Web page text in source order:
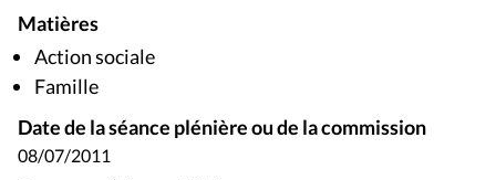
Matières
Action sociale
Famille
Date de la séance plénière ou de la commission
08/07/2011